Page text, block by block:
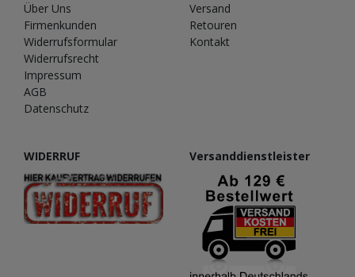
Über Uns
Firmenkunden
Widerrufsformular
Widerrufsrecht
Impressum
AGB
Datenschutz
Versand
Retouren
Kontakt
WIDERRUF Versanddienstleister